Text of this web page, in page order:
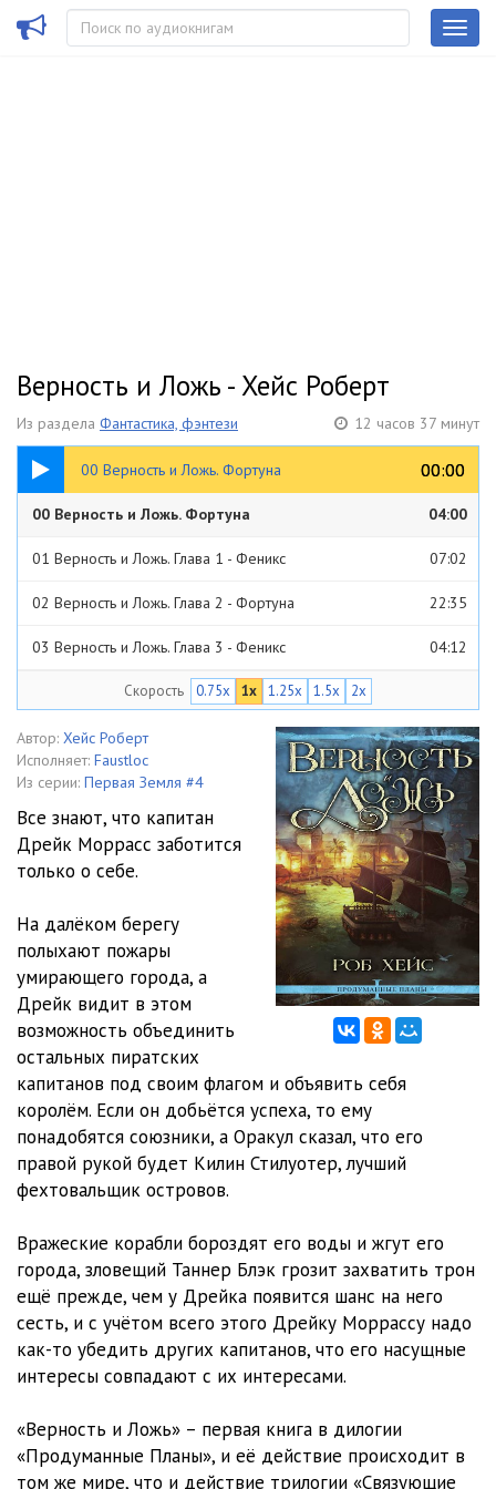
Верность и Ложь - Хейс Роберт
Из раздела Фантастика, фэнтези 12 часов 37 минут
00 Верность и Ложь. Фортуна 00:00
00:00
04:00
00 Верность и Ложь. Фортуна 04:00
01 Верность и Ложь. Глава 1 - Феникс 07:02
02 Верность и Ложь. Глава 2 - Фортуна 22:35
03 Верность и Ложь. Глава 3 - Феникс 04:12
04 Верность и Ложь. Глава 4 - Фортуна
05 Верность и Ложь. Глава 5 - Феникс 17:58
06 Верность и Ложь. Глава 6 - Фортуна 31:58
07 Верность и Ложь. Глава 7 - Феникс 12:42
08 Верность и Ложь. Глава 8 - Феникс 10:08
09 Верность и Ложь. Глава 9 - Фортуна 08:29
10 Верность и Ложь. Глава 10 - Феникс 30:02
11 Верность и Ложь. Глава 11 - Феникс 22:09
12 Верность и Ложь. Глава 12 - Фортуна
13 Верность и Ложь. Глава 13 - Феникс
14 Верность и Ложь. Глава 14 - Фортуна
15 Верность и Ложь. Глава 15 - Феникс
17 Верность и Ложь. Глава 17 - Чёрная Смерть 06:47
18 Верность и Ложь. Глава 18 - Звёздный Рассвет
19 Верность и Ложь. Глава 19 - Феникс 12:10
21 Верность и Ложь. Глава 21 - Звёздный Рассвет
Скорость 0.75x 1x 1.25x 1.5x 2x
Автор: Хейс Роберт
Исполняет: Faustloc
Из серии: Первая Земля #4
Все знают, что капитан
Дрейк Моррасс заботится
только о себе.
На далёком берегу
полыхают пожары
умирающего города, а
Дрейк видит в этом
возможность объединить
остальных пиратских
капитанов под своим флагом и объявить себя
королём. Если он добьётся успеха, то ему
понадобятся союзники, а Оракул сказал, что его
правой рукой будет Килин Стилуотер, лучший
фехтовальщик островов.
Вражеские корабли бороздят его воды и жгут его
города, зловещий Таннер Блэк грозит захватить трон
ещё прежде, чем у Дрейка появится шанс на него
сесть, и с учётом всего этого Дрейку Моррассу надо
как-то убедить других капитанов, что его насущные
интересы совпадают с их интересами.
«Верность и Ложь» – первая книга в дилогии
«Продуманные Планы», и её действие происходит в
том же мире, что и действие трилогии «Связующие